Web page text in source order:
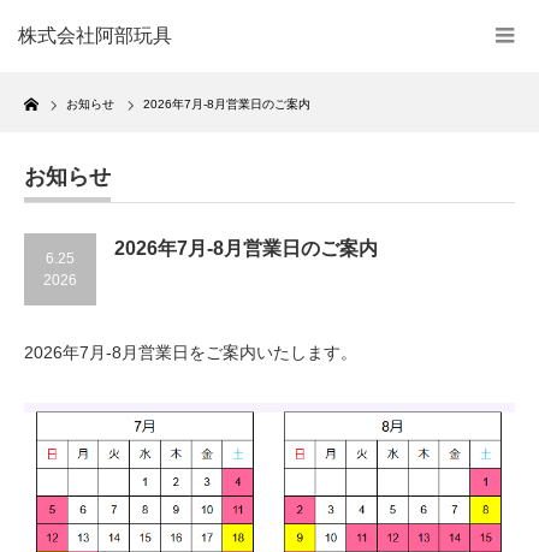
株式会社阿部玩具
Home
お知らせ 2026年7月-8月営業日のご案内
お知らせ
6.25
2026
2026年7月-8月営業日のご案内
2026年7月-8月営業日をご案内いたします。